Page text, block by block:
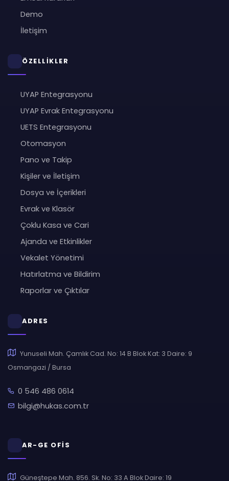
Demo
İletişim
ÖZELLİKLER
UYAP Entegrasyonu
UYAP Evrak Entegrasyonu
UETS Entegrasyonu
Otomasyon
Pano ve Takip
Kişiler ve İletişim
Dosya ve İçerikleri
Evrak ve Klasör
Çoklu Kasa ve Cari
Ajanda ve Etkinlikler
Vekalet Yönetimi
Hatırlatma ve Bildirim
Raporlar ve Çıktılar
ADRES
Yunuseli Mah. Çamlık Cad. No: 14 B Blok Kat: 3 Daire: 9
Osmangazi / Bursa
0 546 486 0614
bilgi@hukas.com.tr
AR-GE OFİS
Güneştepe Mah. 856. Sk. No: 33 A Blok Daire: 19